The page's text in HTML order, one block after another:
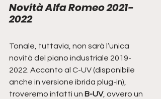
Novità Alfa Romeo 2021-
2022
Tonale, tuttavia, non sarà l’unica
novità del piano industriale 2019-
2022. Accanto al C-UV (disponibile
anche in versione ibrida plug-in),
troveremo infatti un B-UV, ovvero un